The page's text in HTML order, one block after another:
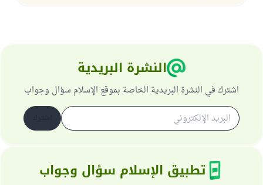
النشرة البريدية
اشترك في النشرة البريدية الخاصة بموقع الإسلام سؤال وجواب
تطبيق الإسلام سؤال وجواب